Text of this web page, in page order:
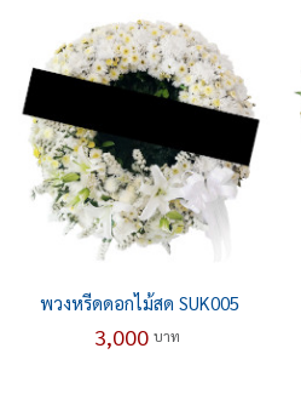
พวงหรีดดอกไม้สด SUK005
3,000 บาท